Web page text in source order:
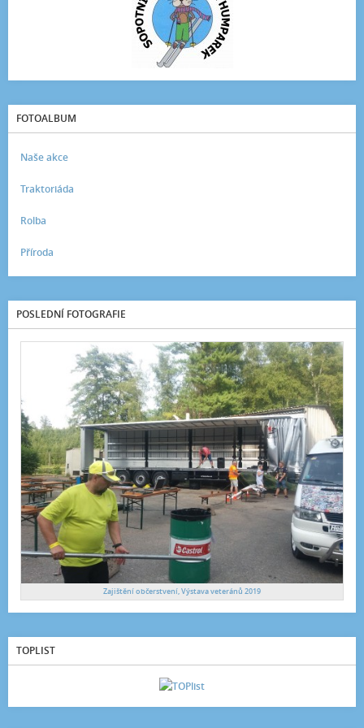
FOTOALBUM
Naše akce
Traktoriáda
Rolba
Příroda
POSLEDNÍ FOTOGRAFIE
Zajištění občerstvení, Výstava veteránů 2019
TOPLIST